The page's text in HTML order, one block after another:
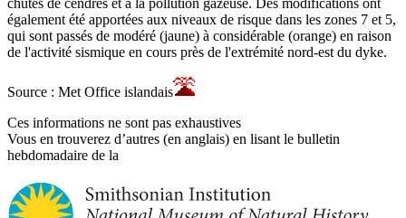
chutes de cendres et à la pollution gazeuse. Des modifications ont
également été apportées aux niveaux de risque dans les zones 7 et 5,
qui sont passés de modéré (jaune) à considérable (orange) en raison
de l'activité sismique en cours près de l'extrémité nord-est du dyke.
Source : Met Office islandais
Ces informations ne sont pas exhaustives
Vous en trouverez d’autres (en anglais) en lisant le bulletin
hebdomadaire de la